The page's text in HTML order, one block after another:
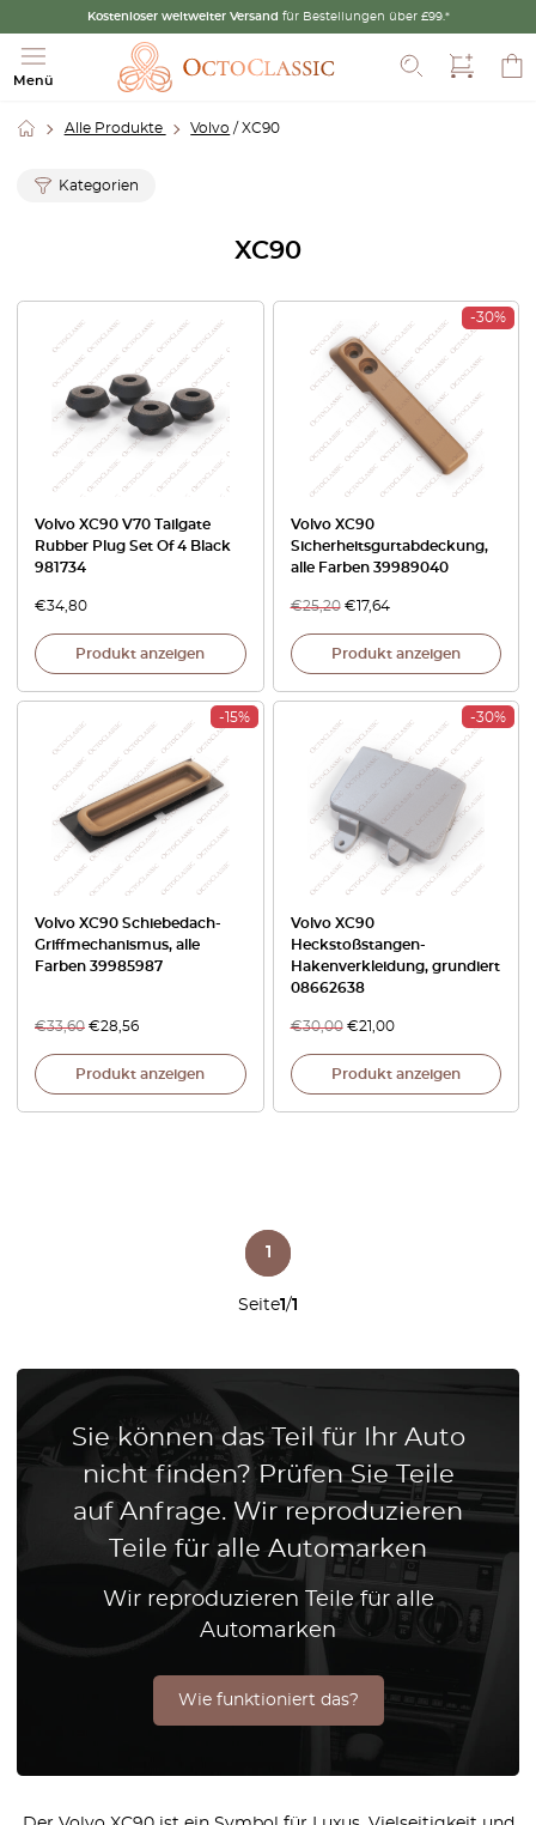
Kostenloser weltweiter Versand für Bestellungen über £99.*
Menü
Suche
Alle Produkte Volvo / XC90
Kategorien
XC90
Volvo XC90 V70 Tailgate
Rubber Plug Set Of 4 Black
981734
€34,80
Produkt anzeigen
-30%
Volvo XC90
Sicherheitsgurtabdeckung,
alle Farben 39989040
€25,20 €17,64
Produkt anzeigen
-15%
Volvo XC90 Schiebedach-
Griffmechanismus, alle
Farben 39985987
€33,60 €28,56
Produkt anzeigen
-30%
Volvo XC90
Heckstoßstangen-
Hakenverkleidung, grundiert
08662638
€30,00 €21,00
Produkt anzeigen
Seite1/1
1
Sie können das Teil für Ihr Auto
nicht finden? Prüfen Sie Teile
auf Anfrage. Wir reproduzieren
Teile für alle Automarken
Wir reproduzieren Teile für alle
Automarken
Wie funktioniert das?